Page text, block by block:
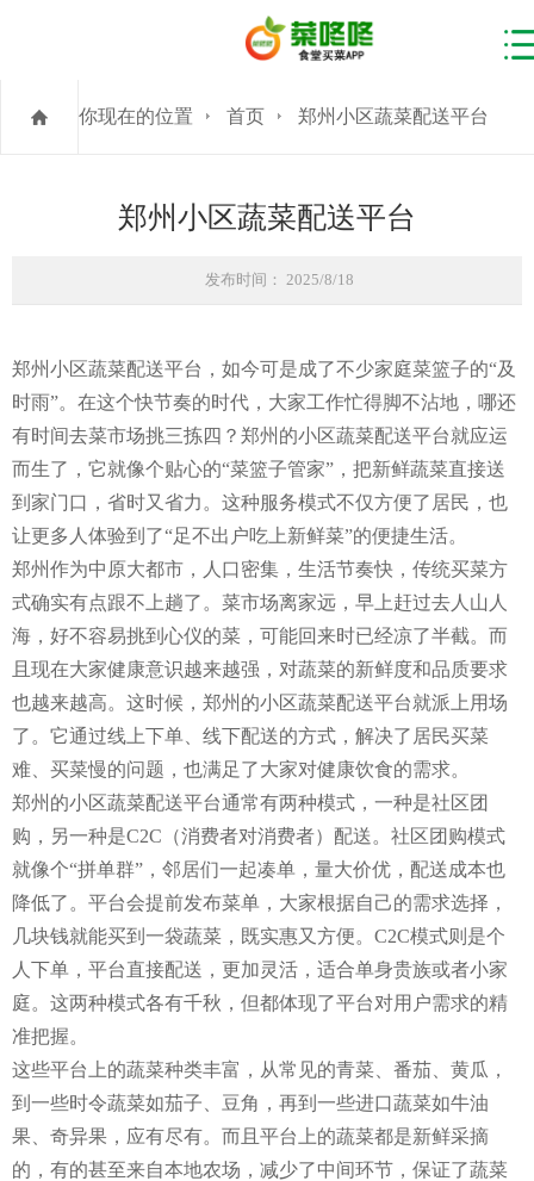
你现在的位置 首页 郑州小区蔬菜配送平台
郑州小区蔬菜配送平台
发布时间： 2025/8/18
郑州小区蔬菜配送平台，如今可是成了不少家庭菜篮子的“及
时雨”。在这个快节奏的时代，大家工作忙得脚不沾地，哪还
有时间去菜市场挑三拣四？郑州的小区蔬菜配送平台就应运
而生了，它就像个贴心的“菜篮子管家”，把新鲜蔬菜直接送
到家门口，省时又省力。这种服务模式不仅方便了居民，也
让更多人体验到了“足不出户吃上新鲜菜”的便捷生活。
郑州作为中原大都市，人口密集，生活节奏快，传统买菜方
式确实有点跟不上趟了。菜市场离家远，早上赶过去人山人
海，好不容易挑到心仪的菜，可能回来时已经凉了半截。而
且现在大家健康意识越来越强，对蔬菜的新鲜度和品质要求
也越来越高。这时候，郑州的小区蔬菜配送平台就派上用场
了。它通过线上下单、线下配送的方式，解决了居民买菜
难、买菜慢的问题，也满足了大家对健康饮食的需求。
郑州的小区蔬菜配送平台通常有两种模式，一种是社区团
购，另一种是C2C（消费者对消费者）配送。社区团购模式
就像个“拼单群”，邻居们一起凑单，量大价优，配送成本也
降低了。平台会提前发布菜单，大家根据自己的需求选择，
几块钱就能买到一袋蔬菜，既实惠又方便。C2C模式则是个
人下单，平台直接配送，更加灵活，适合单身贵族或者小家
庭。这两种模式各有千秋，但都体现了平台对用户需求的精
准把握。
这些平台上的蔬菜种类丰富，从常见的青菜、番茄、黄瓜，
到一些时令蔬菜如茄子、豆角，再到一些进口蔬菜如牛油
果、奇异果，应有尽有。而且平台上的蔬菜都是新鲜采摘
的，有的甚至来自本地农场，减少了中间环节，保证了蔬菜